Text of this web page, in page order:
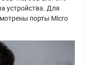
устройства. Для
порты Micro